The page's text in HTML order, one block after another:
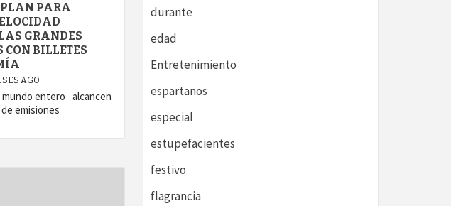
PARA
GRANDES
CON BILLETES
AGO
entero− alcancen
emisiones
durante
edad
Entretenimiento
espartanos
especial
estupefacientes
festivo
flagrancia